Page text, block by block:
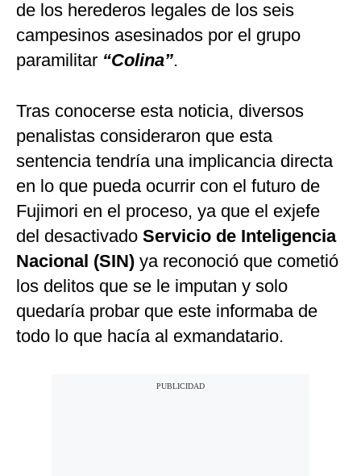
de los herederos legales de los seis
campesinos asesinados por el grupo
paramilitar “Colina”.
Tras conocerse esta noticia, diversos
penalistas consideraron que esta
sentencia tendría una implicancia directa
en lo que pueda ocurrir con el futuro de
Fujimori en el proceso, ya que el exjefe
del desactivado Servicio de Inteligencia
Nacional (SIN) ya reconoció que cometió
los delitos que se le imputan y solo
quedaría probar que este informaba de
todo lo que hacía al exmandatario.